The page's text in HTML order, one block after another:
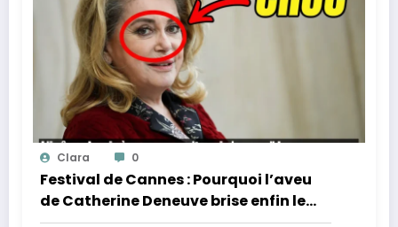
Clara 0
Festival de Cannes : Pourquoi l’aveu
de Catherine Deneuve brise enfin le
mythe de la Croisette